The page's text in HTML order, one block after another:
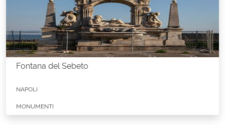
Fontana del Sebeto
NAPOLI
MONUMENTI